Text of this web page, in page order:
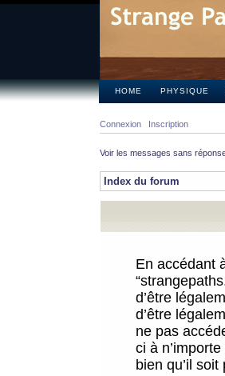
HOME PHYSIQUE
Connexion Inscription
Voir les messages sans
Index du forum
En accédant
d’être
d’être
ne pas
ci à
bien qu’il